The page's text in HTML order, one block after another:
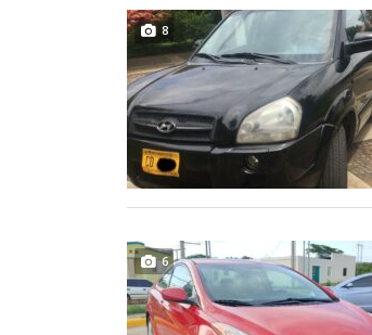
8
6